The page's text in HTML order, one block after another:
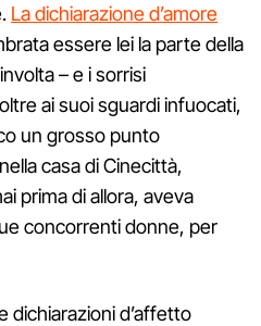
La dichiarazione d’amore
essere lei la parte della
– e i sorrisi
ai suoi sguardi infuocati,
un grosso punto
casa di Cinecittà,
prima di allora, aveva
concorrenti donne, per
dichiarazioni d’affetto